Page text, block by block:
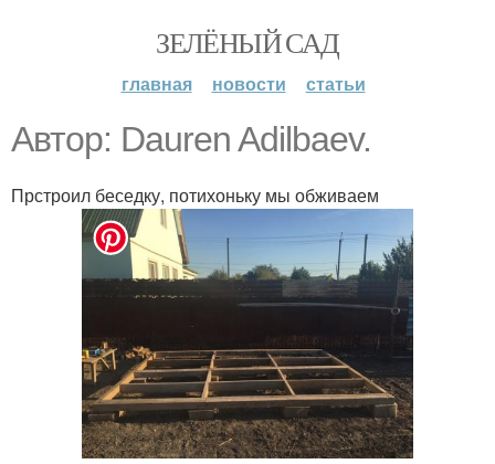
ЗЕЛЁНЫЙ САД
главная новости статьи
Автор: Dauren Adilbaev.
Прстроил беседку, потихоньку мы обживаем